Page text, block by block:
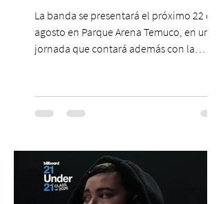
La banda se presentará el próximo 22 de
agosto en Parque Arena Temuco, en una
jornada que contará además con la
agosto, el Parque Arena Temuco será
escenario de una noche dedicada al indie
banda que llegará a la capital de La
Araucanía para ofrecer un show cargado
de energía, guitarras y canciones que han
marcado su breve pero exitosa trayectoria.